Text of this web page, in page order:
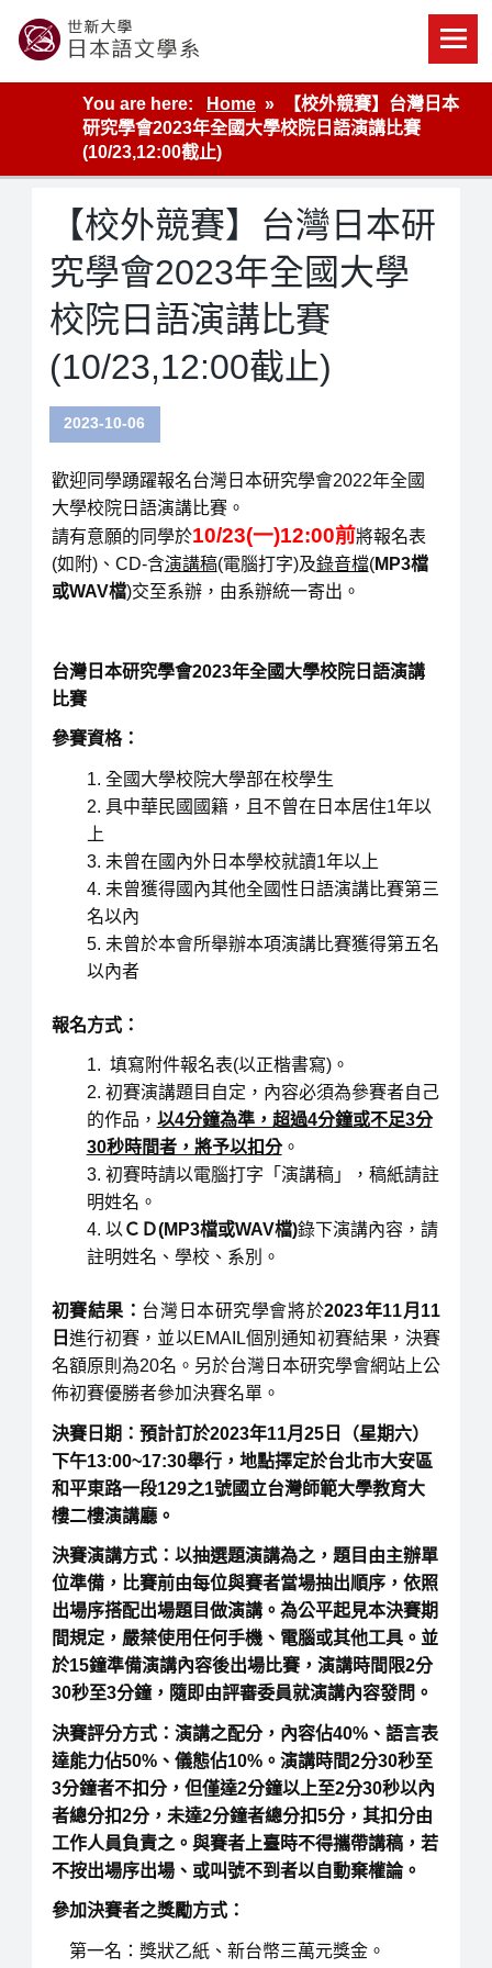
content
世新大學教學單位的網站
You are here:
Home
【校外競賽】台灣日本
研究學會2023年全國大學校院日語演講比賽
(10/23,12:00截止)
【校外競賽】台灣日本研
究學會2023年全國大學
校院日語演講比賽
(10/23,12:00截止)
2023-10-06
歡迎同學踴躍報名台灣日本研究學會2022年全國
大學校院日語演講比賽。
請有意願的同學於10/23(一)12:00前將報名表
(如附)、CD-含演講稿(電腦打字)及錄音檔(MP3檔
或WAV檔)交至系辦，由系辦統一寄出。
台灣日本研究學會2023年全國大學校院日語演講
比賽
參賽資格：
全國大學校院大學部在校學生
具中華民國國籍，且不曾在日本居住1年以
上
未曾在國內外日本學校就讀1年以上
未曾獲得國內其他全國性日語演講比賽第三
名以內
未曾於本會所舉辦本項演講比賽獲得第五名
以內者
報名方式：
填寫附件報名表(以正楷書寫)。
初賽演講題目自定，內容必須為參賽者自己
的作品， 以4分鐘為準，超過4分鐘或不足3分
30秒時間者，將予以扣分。
初賽時請以電腦打字「演講稿」，稿紙請註
明姓名。
以 ＣＤ(MP3檔或WAV檔)錄下演講內容，請
註明姓名、學校、系別。
初賽結果： 台灣日本研究學會將於2023年11月11
日 進行初賽，並以EMAIL個別通知初賽結果，決賽
名額原則為20名。另於台灣日本研究學會網站上公
佈初賽優勝者參加決賽名單。
決賽日期： 預計訂於2023年11月25日（星期六）
下午13:00~17:30舉行，地點擇定於台北市大安區
和平東路一段129之1號國立台灣師範大學教育大
樓二樓演講廳。
決賽演講方式： 以抽選題演講為之，題目由主辦單
位準備，比賽前由每位與賽者當場抽出順序，依照
出場序搭配出場題目做演講。為公平起見本決賽期
間規定，嚴禁使用任何手機、電腦或其他工具。並
於15鐘準備演講內容後出場比賽，演講時間限2分
30秒至3分鐘，隨即由評審委員就演講內容發問。
決賽評分方式： 演講之配分，內容佔40%、語言表
達能力佔50%、儀態佔10%。演講時間2分30秒至
3分鐘者不扣分，但僅達2分鐘以上至2分30秒以內
者總分扣2分，未達2分鐘者總分扣5分，其扣分由
工作人員負責之。與賽者上臺時不得攜帶講稿，若
不按出場序出場、或叫號不到者以自動棄權論。
參加決賽者之獎勵方式：
第一名：獎狀乙紙、新台幣三萬元獎金。